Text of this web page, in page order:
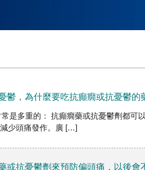
鬱，為什麼要吃抗癲癇或抗憂鬱的
是多重的： 抗癲癇藥或抗憂鬱劑都可
少頭痛發作。廣 […]
或抗憂鬱劑來預防偏頭痛，以後會